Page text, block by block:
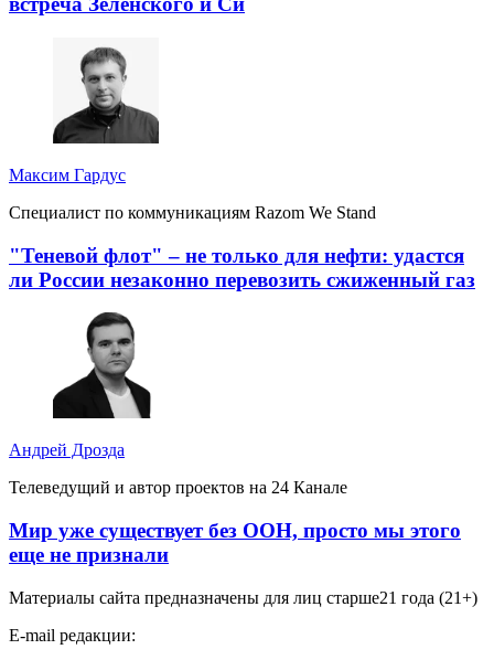
Максим Гардус
Специалист по коммуникациям Razom We Stand
"Теневой флот" – не только для нефти: удастся
ли России незаконно перевозить сжиженный газ
Андрей Дрозда
Телеведущий и автор проектов на 24 Канале
Мир уже существует без ООН, просто мы этого
еще не признали
Материалы сайта предназначены для лиц старше21 года (21+)
E-mail редакции: